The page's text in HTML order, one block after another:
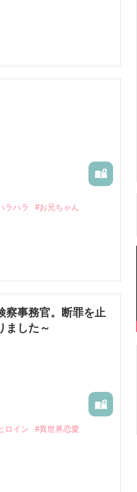
ちご！会場
ラハラ #お兄ちゃん
察事務官。断罪を止
ました～
ロイン
#異世界恋愛